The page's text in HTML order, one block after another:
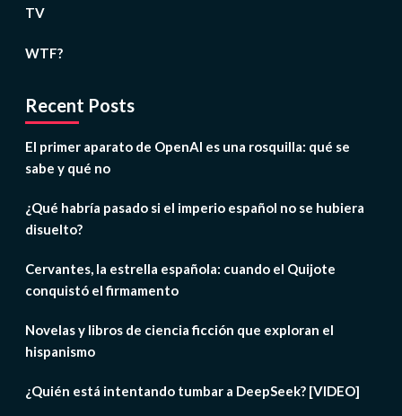
TV
WTF?
Recent Posts
El primer aparato de OpenAI es una rosquilla: qué se
sabe y qué no
¿Qué habría pasado si el imperio español no se hubiera
disuelto?
Cervantes, la estrella española: cuando el Quijote
conquistó el firmamento
Novelas y libros de ciencia ficción que exploran el
hispanismo
¿Quién está intentando tumbar a DeepSeek? [VIDEO]